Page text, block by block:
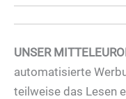
UNSER
automatisierte
teilweise das Lesen